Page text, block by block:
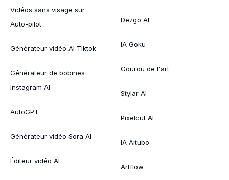
Vidéos sans visage sur
Auto-pilot
Générateur vidéo AI Tiktok
Générateur de bobines
Instagram AI
AutoGPT
Générateur vidéo Sora AI
Éditeur vidéo AI
Dezgo AI
IA Goku
Gourou de l'art
Stylar AI
Pixelcut AI
IA Aitubo
Artflow